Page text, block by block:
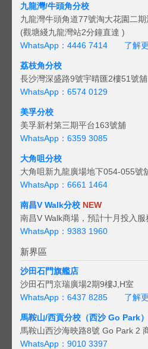
九龍灣/牛頭角分校
九龍灣牛頭角道77號淘大花園二
(觀塘綫九龍灣站2分鐘直達 )
WhatsApp：4446 7414
了解
荔枝角分校
長沙灣深盛路9號宇晴匯2樓51號舖
WhatsApp：6574 0129
美孚分校
美孚新村第三期平台163號舖
WhatsApp：6359 3085
大角咀分校
大角咀新九龍廣場地下054-055號
WhatsApp：6661 1464
南昌V Walk分校 NEW
南昌V Walk商場，預計十月投入服
WhatsApp：9383 1960
新界區
沙田石門旗艦店
沙田石門京瑞廣場2期9樓J,H室
WhatsApp：6437 8285
了解
馬鞍山/西貢分校（西沙 Go Park）
馬鞍山西沙海映路8號 Go Park 2
WhatsApp：9010 3397